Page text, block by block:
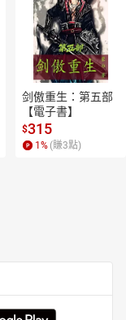
剑傲重生：第五部
【電子書】
$315
1 % (賺3點)